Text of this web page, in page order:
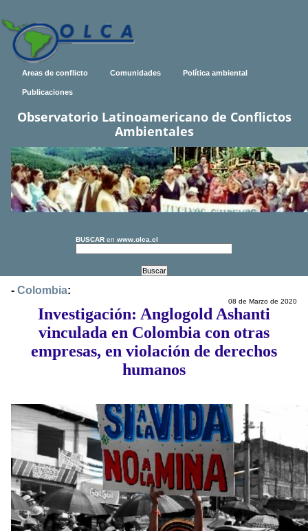
Areas de conflicto Comunidades Política ambiental
Publicaciones
Observatorio Latinoamericano de Conflictos
Ambientales
BUSCAR en www.olca.cl
- Colombia:
08 de Marzo de 2020
Investigación: Anglogold Ashanti
vinculada en Colombia con otras
empresas, en violación de derechos
humanos